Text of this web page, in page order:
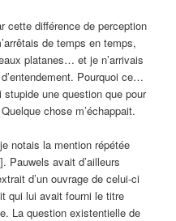
cette différence de perception
de temps en temps,
platanes… et je n’arrivais
Pourquoi ce…
une question que pour
chose m’échappait.
notais la mention répétée
Pauwels avait d’ailleurs
d’un ouvrage de celui-ci
qui lui avait fourni le titre
La question existentielle de